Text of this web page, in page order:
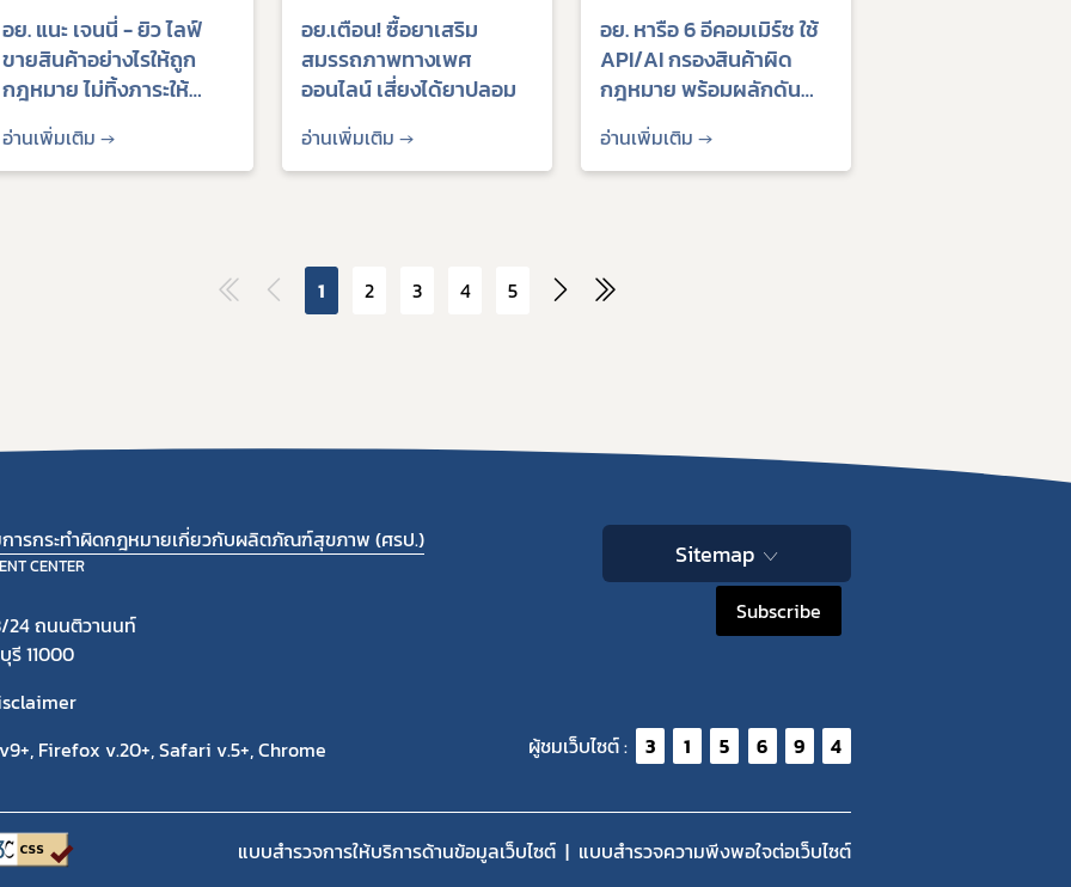
อย. แนะ เจนนี่ - ยิว ไลฟ์
ขายสินค้าอย่างไรให้ถูก
กฎหมาย ไม่ทิ้งภาระให้
สังคม
อ่านเพิ่มเติม →
อย.เตือน! ซื้อยาเสริม
สมรรถภาพทางเพศ
ออนไลน์ เสี่ยงได้ยาปลอม
อ่านเพิ่มเติม →
อย. หารือ 6 อีคอมเมิร์ซ ใช้
API/AI กรองสินค้าผิด
กฎหมาย พร้อมผลักดัน
สินค้าไทยสู่เวทีโลก
อ่านเพิ่มเติม →
1 2 3 4 5
การกระทำผิดกฎหมายเกี่ยวกับผลิตภัณฑ์สุขภาพ (ศรป.)
CENTER
24 ถนนติวานนท์
11000
Firefox v.20+, Safari v.5+, Chrome
Sitemap
Subscribe
ผู้ชมเว็บไซต์ : 3 1 5 6 9 4
แบบสำรวจการให้บริการด้านข้อมูลเว็บไซต์ แบบสำรวจความพีงพอใจต่อเว็บไซต์